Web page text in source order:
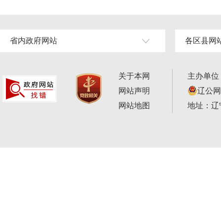
省内政府网站 各区县网
关于本网
网站声明
网站地图
主办单
辽公
地址：辽